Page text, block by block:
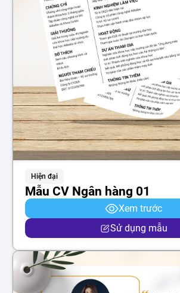
Hiện đại
Mẫu CV Ngân hàng 01
Xem trước
Sử dụng mẫu